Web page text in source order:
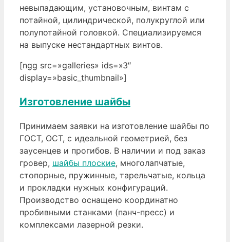
невыпадающим, установочным, винтам с
потайной, цилиндрической, полукруглой или
полупотайной головкой. Специализируемся
на выпуске нестандартных винтов.
[ngg src=»galleries» ids=»3″
display=»basic_thumbnail»]
Изготовление шайбы
Принимаем заявки на изготовление шайбы по
ГОСТ, ОСТ, с идеальной геометрией, без
заусенцев и прогибов. В наличии и под заказ
гровер, шайбы плоские, многолапчатые,
стопорные, пружинные, тарельчатые, кольца
и прокладки нужных конфигураций.
Производство оснащено координатно
пробивными станками (панч-пресс) и
комплексами лазерной резки.